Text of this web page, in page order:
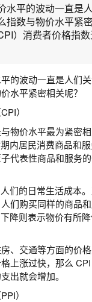
水平的波动一直是
指数与物价水平紧
）消费者价格指
的波动一直是人们
水平紧密相关呢？
）
物价水平最为紧密
内居民消费商品和
代表性商品和服务
们的日常生活成本。
们购买同样的商品
降则表示物价有所
、交通等方面的价
上涨过快，那么 CPI
出就会增加。
）